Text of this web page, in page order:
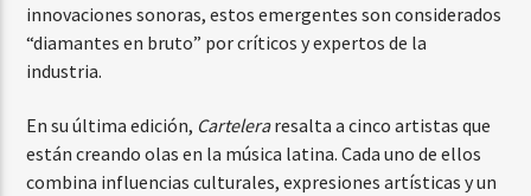
innovaciones sonoras, estos emergentes son considerados
“diamantes en bruto” por críticos y expertos de la
industria.
En su última edición, Carteleraresalta a cinco artistas que
están creando olas en la música latina. Cada uno de ellos
combina influencias culturales, expresiones artísticas y un